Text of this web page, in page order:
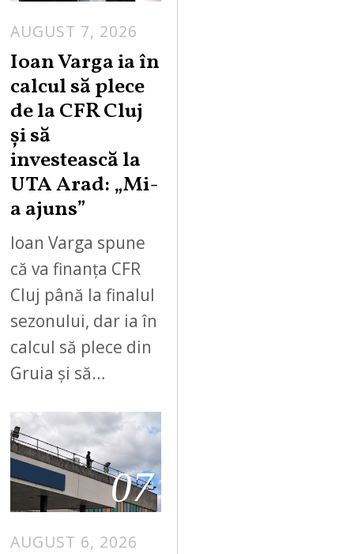
AUGUST 7, 2026
Ioan Varga ia în
calcul să plece
de la CFR Cluj
și să
investească la
UTA Arad: „Mi-
a ajuns”
Ioan Varga spune
că va finanța CFR
Cluj până la finalul
sezonului, dar ia în
calcul să plece din
Gruia și să…
07
AUGUST 6, 2026